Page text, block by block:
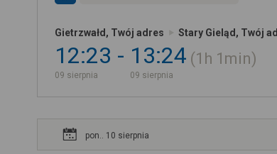
Gietrzwałd, Twój adres Stary Gieląd, Twój
12:23
09 sierpnia
13:24
09 sierpnia
1h 1min
pon.. 10 sierpnia